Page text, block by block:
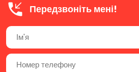
Передзвоніть мені!